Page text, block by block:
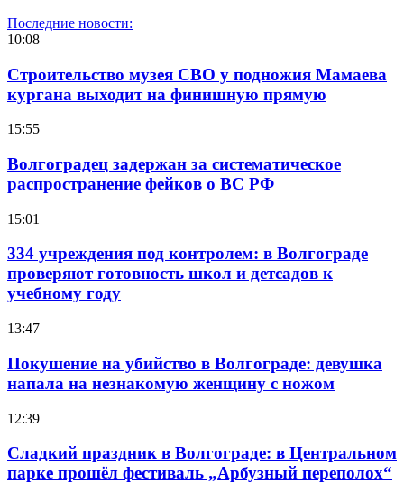
Последние новости:
10:08
Строительство музея СВО у подножия Мамаева
кургана выходит на финишную прямую
15:55
Волгоградец задержан за систематическое
распространение фейков о ВС РФ
15:01
334 учреждения под контролем: в Волгограде
проверяют готовность школ и детсадов к
учебному году
13:47
Покушение на убийство в Волгограде: девушка
напала на незнакомую женщину с ножом
12:39
Сладкий праздник в Волгограде: в Центральном
парке прошёл фестиваль „Арбузный переполох“